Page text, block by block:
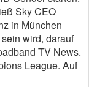
Sky CEO
in München
wird, darauf
TV News.
League. Auf